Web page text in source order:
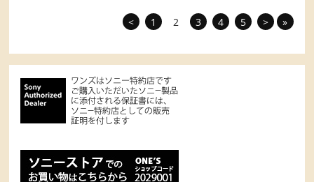
< 1 2 3 4 5 > »